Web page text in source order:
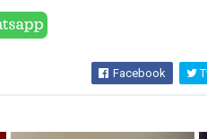
Facebook